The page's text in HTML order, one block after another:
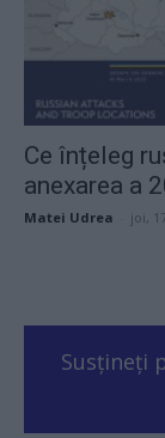
Ce înțeleg
anexarea a
Matei Udrea joi,
Susțineți